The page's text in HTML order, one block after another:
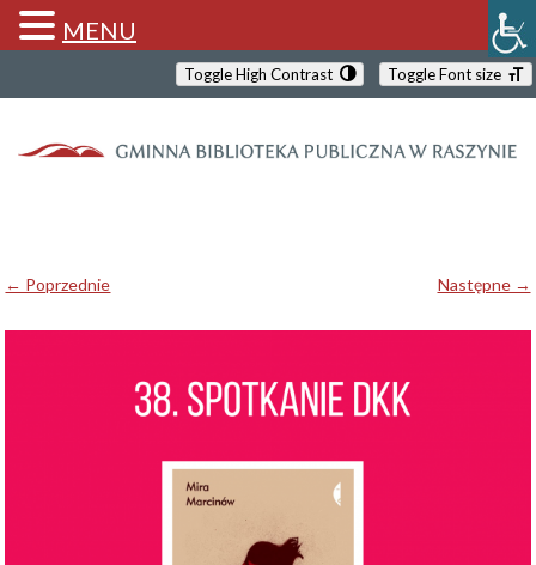
Toggle High Contrast Toggle Font size
← Poprzednie Następne →
MENU